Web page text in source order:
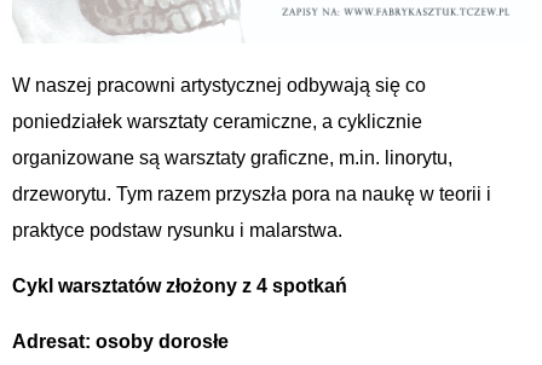
W naszej pracowni artystycznej odbywają się co
poniedziałek warsztaty ceramiczne, a cyklicznie
organizowane są warsztaty graficzne, m.in. linorytu,
drzeworytu. Tym razem przyszła pora na naukę w teorii i
praktyce podstaw rysunku i malarstwa.
Cykl warsztatów złożony z 4 spotkań
Adresat: osoby dorosłe